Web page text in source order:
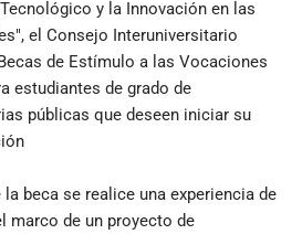
y la Innovación en las
el Consejo Interuniversitario
de Estímulo a las Vocaciones
estudiantes de grado de
públicas que deseen iniciar su
beca se realice una experiencia de
marco de un proyecto de